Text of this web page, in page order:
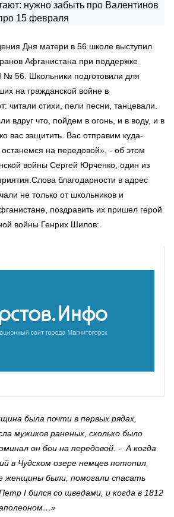
Дня матери в 56 школе выступил
Афганистана при поддержке
56. Школьники подготовили для
на гражданской войне в
читали стихи, пели песни, танцевали.
вдруг что, пойдем в огонь, и в воду, и в
вас защитить. Вас отправим куда-
на передовой», - об этом
войны Сергей Юрченко, один из
благодарности в адрес
не только от школьников и
поздравить их пришел герой
войны Генрих Шилов:
была почти в первых рядах,
мужиков раненых, сколько было
он бои на передовой. - А когда
в Чудском озере немцев потопил,
женщины были, помогали спасать
I бился со шведами, и когда в 1812